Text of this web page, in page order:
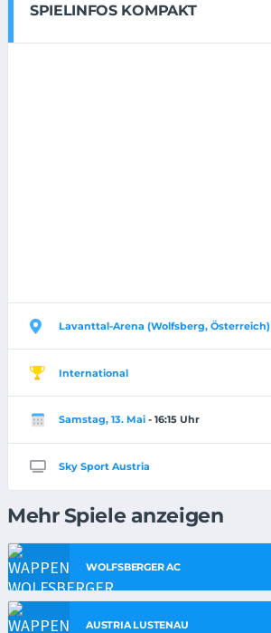
SPIELINFOS KOMPAKT
Lavanttal-Arena (Wolfsberg, Österreich)
International
Samstag, 13. Mai - 16:15 Uhr
Sky Sport Austria
Mehr Spiele anzeigen
WOLFSBERGER AC
AUSTRIA LUSTENAU